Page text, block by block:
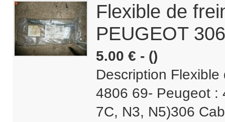
Flexible de
PEUGEOT 306
5.00 € - ()
Description
4806 69- Peugeot :
7C, N3, N5)306